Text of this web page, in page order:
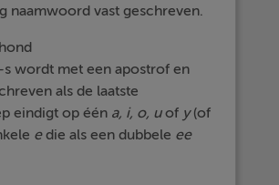
naamwoord vast geschreven.
s wordt met een apostrof en
als de laatste
eindigt op één a, i, o, uof y(of
edie als een dubbele ee